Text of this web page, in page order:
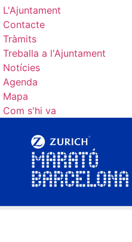
L'Ajuntament
Contacte
Tràmits
Treballa a l'Ajuntament
Notícies
Agenda
Mapa
Com s'hi va